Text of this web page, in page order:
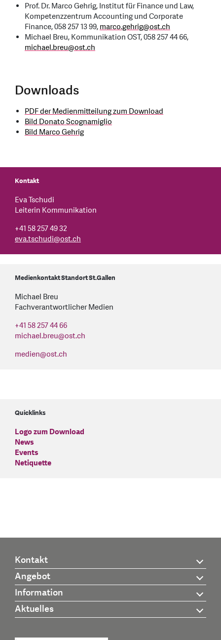
Prof. Dr. Marco Gehrig, Institut für Finance und Law,
Kompetenzzentrum Accounting und Corporate
Finance, 058 257 13 99,marco.gehrig@ost.ch
Michael Breu, Kommunikation OST, 058 257 44 66,
michael.breu@ost.ch
Downloads
PDF der Medienmitteilung zum Download
Bild Donato Scognamiglio
Bild Marco Gehrig
Kontakt
Eva Tschudi
Leiterin Kommunikation
+41 58 257 49 32
eva.tschudi@ost.ch
Medienkontakt Standort St.Gallen
Michael Breu
Fachverantwortlicher Medien
+41 58 257 44 66
michael.breu@ost.ch
medien@ost.ch
Quicklinks
Logo zum Download
News
Events
Netiquette
Kontakt
Angebot
Information
Aktuelles